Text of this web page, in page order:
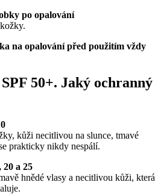
po opalování
na opalování před použitím vždy
50+. Jaký ochranný
kůži necitlivou na slunce, tmavé
prakticky nikdy nespálí.
20 a 25
hnědé vlasy a necitlivou kůži, která